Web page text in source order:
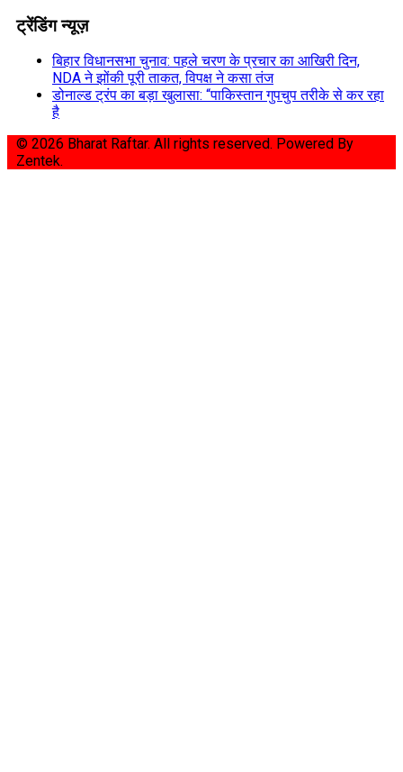
ट्रेंडिंग न्यूज़
बिहार विधानसभा चुनाव: पहले चरण के प्रचार का आखिरी दिन,
NDA ने झोंकी पूरी ताकत, विपक्ष ने कसा तंज
डोनाल्ड ट्रंप का बड़ा खुलासा: “पाकिस्तान गुपचुप तरीके से कर रहा
है
© 2026 Bharat Raftar. All rights reserved. Powered By
Zentek.